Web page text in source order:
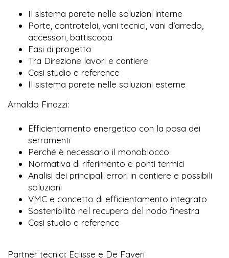
Il sistema parete nelle soluzioni interne
Porte, controtelai, vani tecnici, vani d’arredo,
accessori, battiscopa
Fasi di progetto
Tra Direzione lavori e cantiere
Casi studio e reference
Il sistema parete nelle soluzioni esterne
Arnaldo Finazzi:
Efficientamento energetico con la posa dei
serramenti
Perché è necessario il monoblocco
Normativa di riferimento e ponti termici
Analisi dei principali errori in cantiere e possibili
soluzioni
VMC e concetto di efficientamento integrato
Sostenibilità nel recupero del nodo finestra
Casi studio e reference
Partner tecnici: Eclisse e De Faveri